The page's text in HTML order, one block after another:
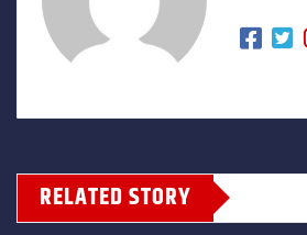
RELATED STORY